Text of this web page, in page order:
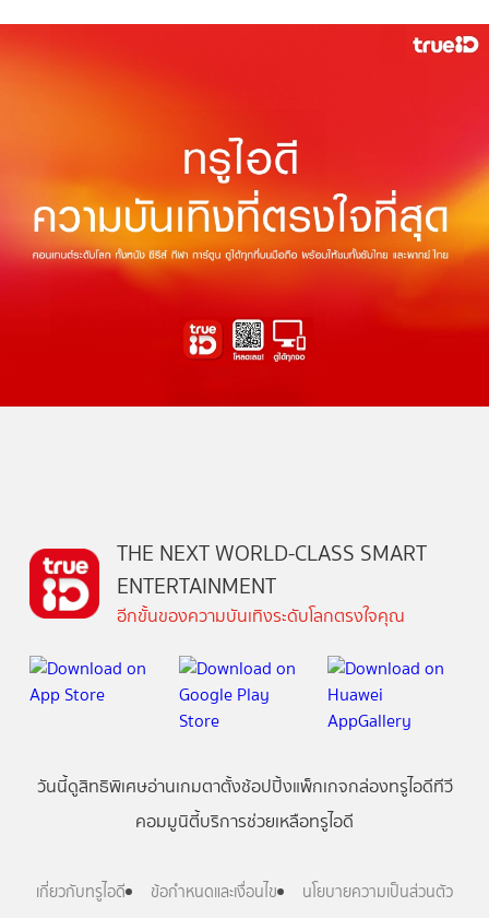
THE NEXT WORLD-CLASS SMART
ENTERTAINMENT
อีกขั้นของความบันเทิงระดับโลกตรงใจคุณ
วันนี้ดูสิทธิพิเศษอ่านเกมตาตั้งช้อปปิ้งแพ็กเกจกล่องทรูไอดีทีวี
คอมมูนิตี้บริการช่วยเหลือทรูไอดี
เกี่ยวกับทรูไอดี ข้อกำหนดและเงื่อนไข
นโยบายความเป็นส่วนตัว